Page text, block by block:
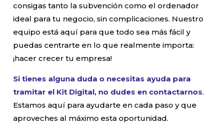
consigas tanto la subvención como el ordenador
ideal para tu negocio, sin complicaciones. Nuestro
equipo está aquí para que todo sea más fácil y
puedas centrarte en lo que realmente importa:
¡hacer crecer tu empresa!
Si tienes alguna duda o necesitas ayuda para
tramitar el Kit Digital, no dudes en contactarnos.
Estamos aquí para ayudarte en cada paso y que
aproveches al máximo esta oportunidad.